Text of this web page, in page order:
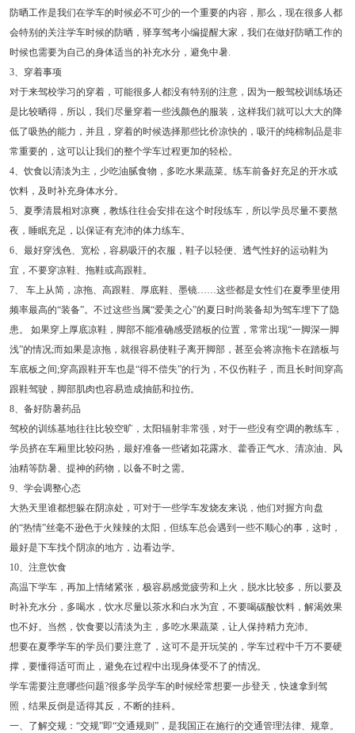
防晒工作是我们在学车的时候必不可少的一个重要的内容，那么，现在很多人都
会特别的关注学车时候的防晒，驿享驾考小编提醒大家，我们在做好防晒工作的
时候也需要为自己的身体适当的补充水分，避免中暑.
3、穿着事项
对于来驾校学习的穿着，可能很多人都没有特别的注意，因为一般驾校训练场还
是比较晒得，所以，我们尽量穿着一些浅颜色的服装，这样我们就可以大大的降
低了吸热的能力，并且，穿着的时候选择那些比价凉快的，吸汗的纯棉制品是非
常重要的，这可以让我们的整个学车过程更加的轻松。
4、饮食以清淡为主，少吃油腻食物，多吃水果蔬菜。练车前备好充足的开水或
饮料，及时补充身体水分。
5、夏季清晨相对凉爽，教练往往会安排在这个时段练车，所以学员尽量不要熬
夜，睡眠充足，以保证有充沛的体力练车。
6、最好穿浅色、宽松，容易吸汗的衣服，鞋子以轻便、透气性好的运动鞋为
宜，不要穿凉鞋、拖鞋或高跟鞋。
7、 车上从简，凉拖、高跟鞋、厚底鞋、墨镜……这些都是女性们在夏季里使用
频率最高的“装备”。不过这些当属“爱美之心”的夏日时尚装备却为驾车埋下了隐
患。 如果穿上厚底凉鞋，脚部不能准确感受踏板的位置，常常出现“一脚深一脚
浅”的情况;而如果是凉拖，就很容易使鞋子离开脚部，甚至会将凉拖卡在踏板与
车底板之间;穿高跟鞋开车也是“得不偿失”的行为，不仅伤鞋子，而且长时间穿高
跟鞋驾驶，脚部肌肉也容易造成抽筋和拉伤。
8、备好防暑药品
驾校的训练基地往往比较空旷，太阳辐射非常强，对于一些没有空调的教练车，
学员挤在车厢里比较闷热，最好准备一些诸如花露水、藿香正气水、清凉油、风
油精等防暑、提神的药物，以备不时之需。
9、学会调整心态
大热天里谁都想躲在阴凉处，可对于一些学车发烧友来说，他们对握方向盘
的“热情”丝毫不逊色于火辣辣的太阳，但练车总会遇到一些不顺心的事，这时，
最好是下车找个阴凉的地方，边看边学。
10、注意饮食
高温下学车，再加上情绪紧张，极容易感觉疲劳和上火，脱水比较多，所以要及
时补充水分，多喝水，饮水尽量以茶水和白水为宜，不要喝碳酸饮料，解渴效果
也不好。当然，饮食要以清淡为主，多吃水果蔬菜，让人保持精力充沛。
想要在夏季学车的学员们要注意了，这可不是开玩笑的，学车过程中千万不要硬
撑，要懂得适可而止，避免在过程中出现身体受不了的情况。
学车需要注意哪些问题?很多学员学车的时候经常想要一步登天，快速拿到驾
照，结果反倒是适得其反，不断的挂科。
一、了解交规：“交规”即“交通规则”，是我国正在施行的交通管理法律、规章。